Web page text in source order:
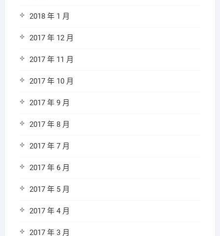
2018 年 1 月
2017 年 12 月
2017 年 11 月
2017 年 10 月
2017 年 9 月
2017 年 8 月
2017 年 7 月
2017 年 6 月
2017 年 5 月
2017 年 4 月
2017 年 3 月